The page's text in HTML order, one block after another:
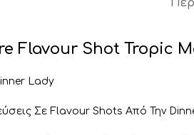
Flavour Shot Tropic
Lady
Σε Flavour Shots Από Την